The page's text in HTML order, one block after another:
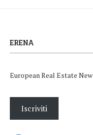
ERENA
European Real Estate
Iscriviti